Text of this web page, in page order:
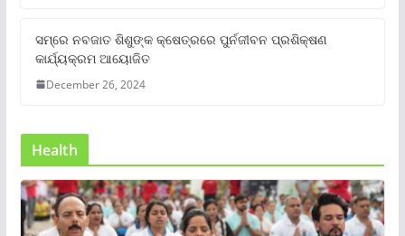
ସମ୍‌ରେ ନବଜାତ ଶିଶୁଙ୍କ କ୍ଷେତ୍ରରେ ପୁର୍ନଜୀବନ ପ୍ରଶିକ୍ଷଣ
କାର୍ଯ୍ୟକ୍ରମ ଆୟୋଜିତ
December 26, 2024
Health